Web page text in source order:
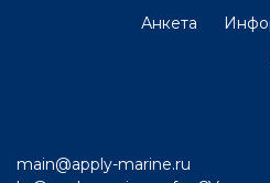
Анкета
main@apply-marine.ru